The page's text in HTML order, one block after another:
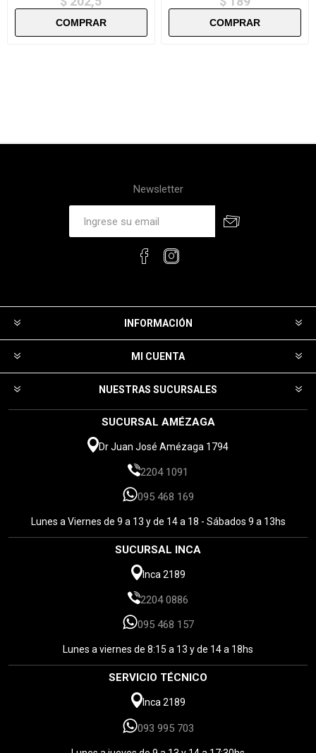
Newsletter
INFORMACIÓN
MI CUENTA
NUESTRAS SUCURSALES
SUCURSAL AMÉZAGA
Dr Juan José Amézaga 1794
2204 1091
095 468 169
Lunes a Viernes de 9 a 13 y de 14 a 18 - Sábados 9 a 13hs
SUCURSAL INCA
Inca 2189
2204 0886
095 468 157
Lunes a viernes de 8:15 a 13 y de 14 a 18hs
SERVICIO TÉCNICO
Inca 2189
093 995 703